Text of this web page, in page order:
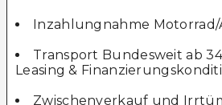
Inzahlungnahme
Transport Bundesweit ab
Leasing &
Zwischenverkauf und